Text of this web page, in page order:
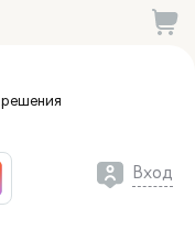
решения
Вход